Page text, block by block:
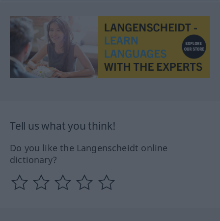
Tell us what you think!
Do you like the Langenscheidt online
dictionary?